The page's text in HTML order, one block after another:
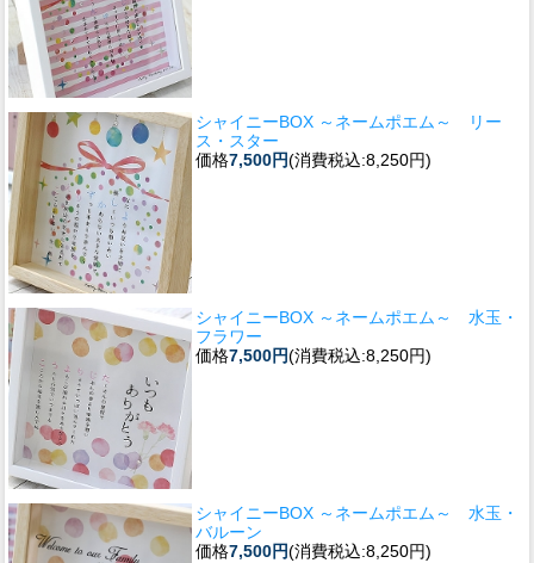
シャイニーBOX ～ネームポエム～ リー
ス・スター
価格7,500円(消費税込:8,250円)
シャイニーBOX ～ネームポエム～ 水玉・
フラワー
価格7,500円(消費税込:8,250円)
シャイニーBOX ～ネームポエム～ 水玉・
バルーン
価格7,500円(消費税込:8,250円)